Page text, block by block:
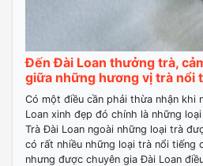
Đến Đài Loan thưởng trà,
giữa những hương vị trà nổi
Có một điều cần phải thừa nhận khi
Loan xinh đẹp đó chính là những
Trà Đài Loan ngoài những loại trà
có rất nhiều những loại trà nổi tiếng
nhưng được chuyên gia Đài Loan